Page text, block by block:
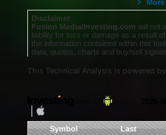
This Technical Analysis is powered by